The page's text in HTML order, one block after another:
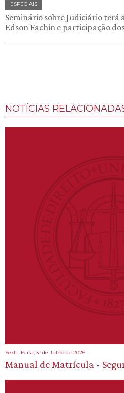
ESPECIAIS
Seminário sobre Judiciário
Edson Fachin e participação
NOTÍCIAS
Sexta-Feira, 31 de Julho de 2026
Manual de Matrícula -